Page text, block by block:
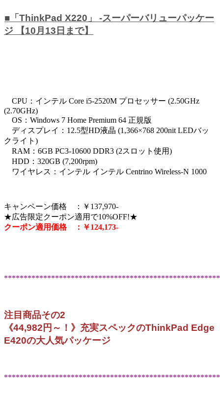
■「ThinkPad X220」 -スーパーバリューパッケー
ジ 【10月13日まで】
CPU：インテル Core i5-2520M プロセッサー (2.50GHz
(2.70GHz)
OS：Windows 7 Home Premium 64 正規版
ディスプレイ：12.5型HD液晶 (1,366×768 200nit LEDバッ
クライト)
RAM：6GB PC3-10600 DDR3 (2スロット使用)
HDD：320GB (7,200rpm)
ワイヤレス：インテル インテル Centrino Wireless-N 1000
キャンペーン価格 ：￥137,970-
★広告限定クーポン適用で10%OFF!★
クーポン適用価格 ：￥124,173-
注目商品その2
《44,982円～！》充実スペックのThinkPad Edge
E420の大人気パッケージ